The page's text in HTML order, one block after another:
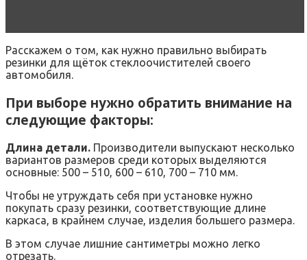
Расскажем о том, как нужно правильно выбирать
резинки для щёток стеклоочистителей своего
автомобиля.
При выборе нужно обратить внимание на
следующие факторы:
Длина детали. Производители выпускают несколько
вариантов размеров среди которых выделяются
основные: 500 – 510, 600 – 610, 700 – 710 мм.
Чтобы не утруждать себя при установке нужно
покупать сразу резинки, соответствующие длине
каркаса, в крайнем случае, изделия большего размера.
В этом случае лишние сантиметры можно легко
отрезать.